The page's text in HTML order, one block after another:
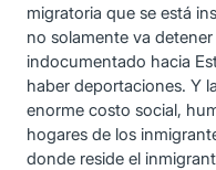
migratoria que se está
no solamente va
indocumentado hacia
haber deportaciones. Y
enorme costo social,
hogares de los
donde reside el